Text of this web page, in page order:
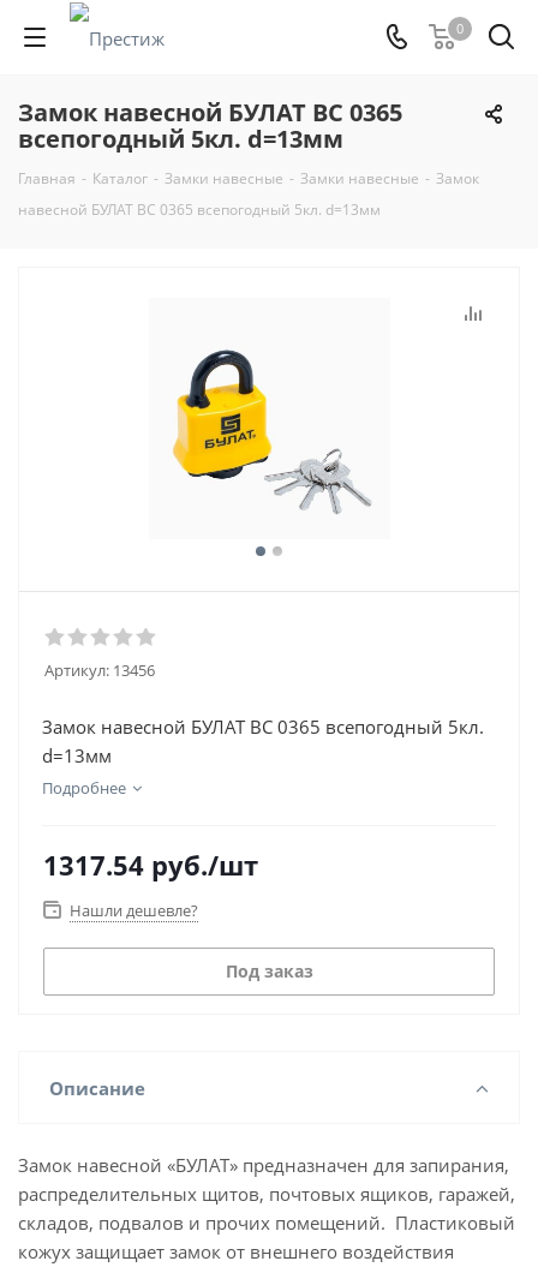
0
Замок навесной БУЛАТ ВС 0365
всепогодный 5кл. d=13мм
Главная - Каталог - Замки навесные - Замки навесные - Замок
навесной БУЛАТ ВС 0365 всепогодный 5кл. d=13мм
Артикул: 13456
Замок навесной БУЛАТ ВС 0365 всепогодный 5кл.
d=13мм
Подробнее
1317.54 руб./шт
Нашли дешевле?
Под заказ
Описание
Замок навесной «БУЛАТ» предназначен для запирания,
распределительных щитов, почтовых ящиков, гаражей,
складов, подвалов и прочих помещений. Пластиковый
кожух защищает замок от внешнего воздействия